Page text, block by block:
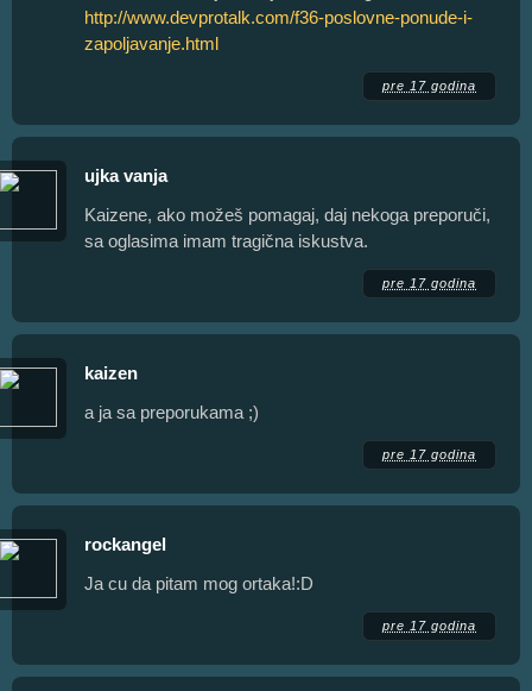
http://www.devprotalk.com/f36-poslovne-ponude-i-
zapoljavanje.html
pre 17 godina
ujka vanja
Kaizene, ako možeš pomagaj, daj nekoga preporuči,
sa oglasima imam tragična iskustva.
pre 17 godina
kaizen
a ja sa preporukama ;)
pre 17 godina
rockangel
Ja cu da pitam mog ortaka!:D
pre 17 godina